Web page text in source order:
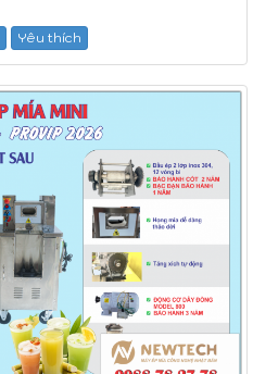
Yêu thích